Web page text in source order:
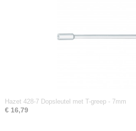
Hazet 428-7 Dopsleutel met T-greep - 7mm
€ 16,79